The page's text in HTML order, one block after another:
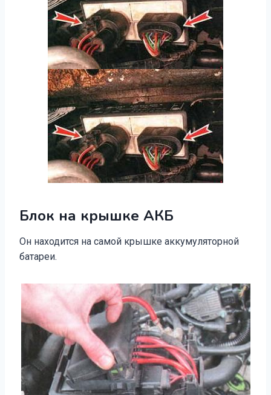
Блок на крышке АКБ
Он находится на самой крышке аккумуляторной
батареи.